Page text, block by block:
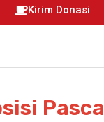
Kirim Donasi